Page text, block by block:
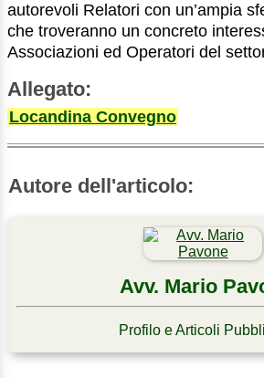
autorevoli Relatori con un’ampia
che troveranno un concreto
Associazioni ed Operatori del
Allegato:
Locandina Convegno
Autore dell'articolo:
Avv. Mario
Profilo e Articoli